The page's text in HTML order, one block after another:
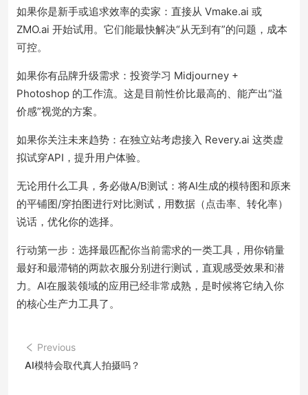
如果你是新手或追求效率的卖家：直接从 Vmake.ai 或
ZMO.ai 开始试用。它们能最快解决“从无到有”的问题，成本
可控。
如果你有品牌升级需求：投资学习 Midjourney +
Photoshop 的工作流。这是目前性价比最高的、能产出“溢
价感”视觉的方案。
如果你关注未来趋势：在独立站考虑接入 Revery.ai 这类虚
拟试穿API，提升用户体验。
无论用什么工具，务必做A/B测试：将AI生成的模特图和原来
的平铺图/穿拍图进行对比测试，用数据（点击率、转化率）
说话，优化你的选择。
行动第一步：选择最匹配你当前需求的一类工具，用你销量
最好和最滞销的两款衣服分别进行测试，直观感受效果和潜
力。AI在服装领域的应用已经非常成熟，是时候将它纳入你
的核心生产力工具了。
Previous
AI模特会取代真人拍摄吗？